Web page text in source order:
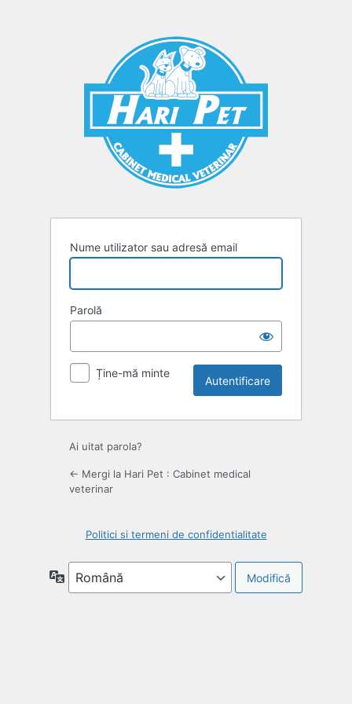
Nume utilizator sau adresă email
Parolă
Ține-mă minte
Ai uitat parola?
← Mergi la Hari Pet : Cabinet medical
veterinar
Politici si termeni de confidentialitate
Limbă